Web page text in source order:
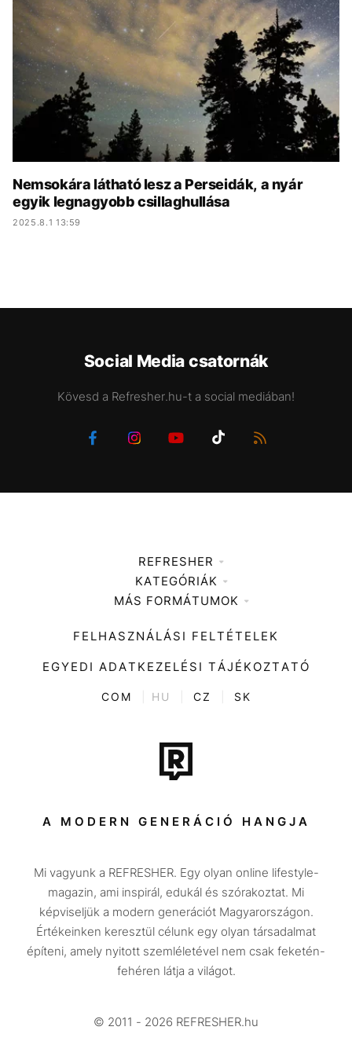
KÖZÉLET UTAZÁS
ÉLETMÓD DESIGN
BESZÉLGETÉSEK ARCOK
VIDEÓ TÖRTÉNETEK
GASZTRO
Nemsokára látható lesz a Perseidák, a nyár
egyik legnagyobb csillaghullása
2025.8.1 13:59
Social Media csatornák
Kövesd a Refresher.hu-t a social mediában!
REFRESHER
Médiaajánlat
KATEGÓRIÁK
Zene
Divat
Kultúra
ENTR
Tech-Tudomány
Sport
Társadalom
Utazás
Életmód
Design
Beszélgetések
Videó
MÁS FORMÁTUMOK
FELHASZNÁLÁSI FELTÉTELEK
EGYEDI ADATKEZELÉSI TÁJÉKOZTATÓ
COM HU CZ SK
A MODERN GENERÁCIÓ HANGJA
Mi vagyunk a REFRESHER. Egy olyan online lifestyle-
magazin, ami inspirál, edukál és szórakoztat. Mi
képviseljük a modern generációt Magyarországon.
Értékeinken keresztül célunk egy olyan társadalmat
építeni, amely nyitott szemléletével nem csak feketén-
fehéren látja a világot.
© 2011 - 2026 REFRESHER.hu